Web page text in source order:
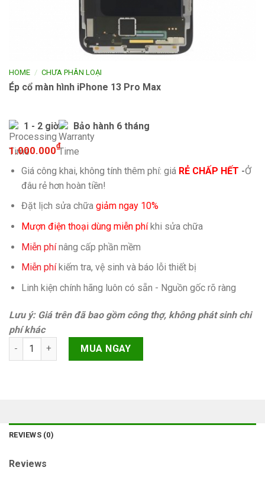
HOME / CHƯA PHÂN LOẠI
Ép cổ màn hình iPhone 13 Pro Max
1 - 2 giờ Bảo hành 6 tháng
1.000.000₫
Giá công khai, không tính thêm phí: giá RẺ CHẤP HẾT -Ở
đâu rẻ hơn hoàn tiền!
Đặt lịch sửa chữa giảm ngay 10%
Mượn điện thoại dùng miễn phíkhi sửa chữa
Miễn phínâng cấp phần mềm
Miễn phíkiếm tra, vệ sinh và báo lỗi thiết bị
Linh kiện chính hãng luôn có sẵn - Nguồn gốc rõ ràng
Lưu ý: Giá trên đã bao gồm công thợ, không phát sinh chi
phí khác
Ép cổ màn hình iPhone 13 Pro Max quantity
MUA NGAY
REVIEWS (0)
Reviews